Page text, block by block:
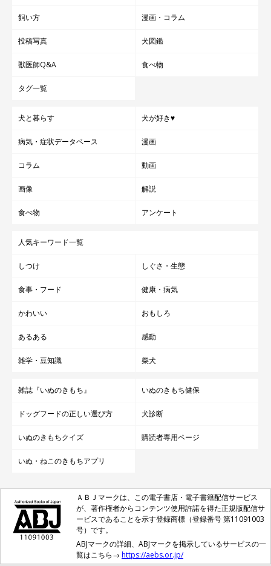
飼い方 漫画・コラム
投稿写真 犬図鑑
獣医師Q&A 食べ物
タグ一覧
犬と暮らす 犬が好き♥
病気・症状データベース 漫画
コラム 動画
画像 解説
食べ物 アンケート
人気キーワード一覧
しつけ しぐさ・生態
食事・フード 健康・病気
かわいい おもしろ
あるある 感動
雑学・豆知識 柴犬
雑誌『いぬのきもち』 いぬのきもち健保
ドッグフードの正しい選び方 犬診断
いぬのきもちクイズ 購読者専用ページ
いぬ・ねこのきもちアプリ
ＡＢＪマークは、この電子書店・電子書籍配信サービス
が、著作権者からコンテンツ使用許諾を得た正規版配信サ
ービスであることを示す登録商標（登録番号 第11091003
号）です。
ABJマークの詳細、ABJマークを掲示しているサービスの一
覧はこちら→ https://aebs.or.jp/